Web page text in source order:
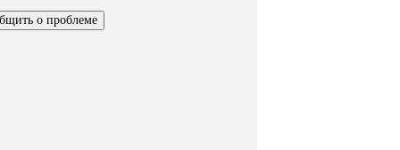
о проблеме